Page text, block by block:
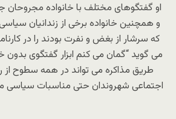
او گفتگوهای مختلف با خانواده مجروحان
که سرشار از بغض و نفرت بودند را در
می گوید “گمان می کنم ابزار گفتگوی
طریق مذاکره می تواند در همه سطوح از
اجتماعی شهروندان حتی مناسبات سیاسی